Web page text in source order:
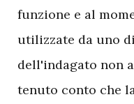
funzione e al
utilizzate da uno
dell'indagato non
tenuto conto che